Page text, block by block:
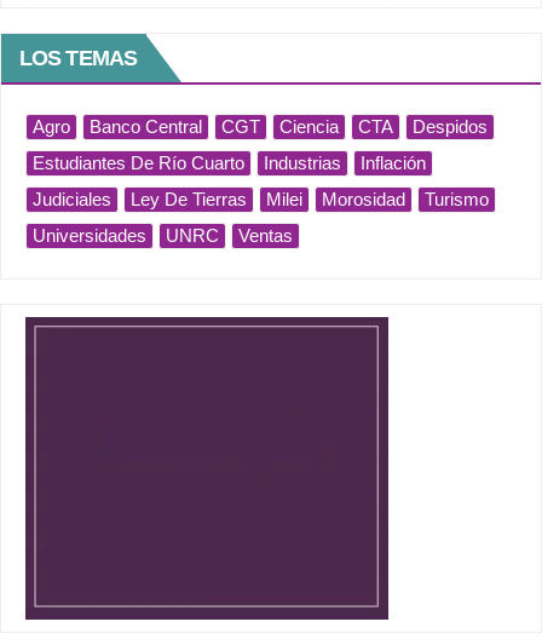
LOS TEMAS
Agro Banco Central CGT Ciencia CTA
Despidos
Estudiantes De Río Cuarto
Industrias
Inflación
Judiciales
Ley De Tierras Milei Morosidad
Turismo
Universidades
UNRC Ventas